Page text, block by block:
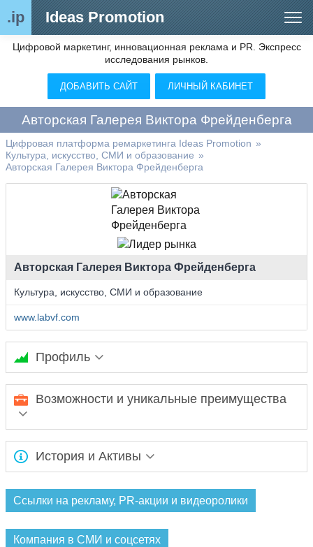
.ip Ideas Promotion
Сегменты рынка
Цифровой ремаркетинг (анализ рынка)
Видео
О нас
Контакты
Цифровой маркетинг, инновационная реклама и PR. Экспресс
исследования рынков.
ДОБАВИТЬ САЙТ ЛИЧНЫЙ КАБИНЕТ
Авторская Галерея Виктора Фрейденберга
Цифровая платформа ремаркетинга Ideas Promotion »
Культура, искусство, СМИ и образование »
Авторская Галерея Виктора Фрейденберга
Авторская Галерея Виктора Фрейденберга
Культура, искусство, СМИ и образование
www.labvf.com
Профиль
Ожидается заполнение информации...
Возможности и уникальные преимущества
Ожидается заполнение информации...
История и Активы
Ссылки на рекламу, PR-акции и видеоролики
Компания в СМИ и соцсетях